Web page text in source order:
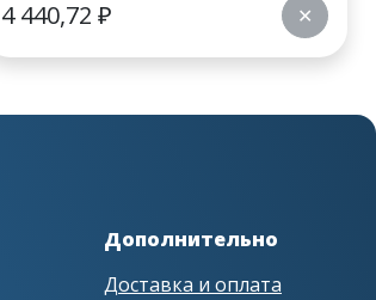
4 440,72 ₽ ✕
Дополнительно
Доставка и оплата